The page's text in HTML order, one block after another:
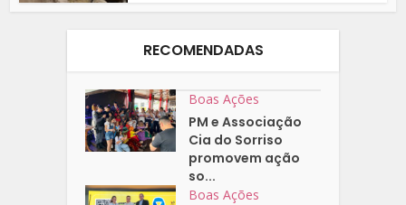
RECOMENDADAS
Boas Ações
PM e Associação
Cia do Sorriso
promovem ação
so...
Boas Ações